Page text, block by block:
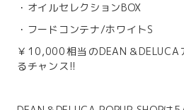
・オイルセレクションBOX
・フードコンテナ/ホワイトS
￥10,000相当のDEAN＆
るチャンス!!